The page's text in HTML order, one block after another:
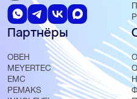
Партнёры
ОВЕН
MEYERTEC
EMC
PEMAKS